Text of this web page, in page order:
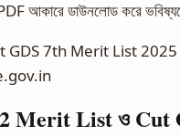
PDF আকারে ডাউনলোড করে
7th Merit List 2025
Merit List ও Cut